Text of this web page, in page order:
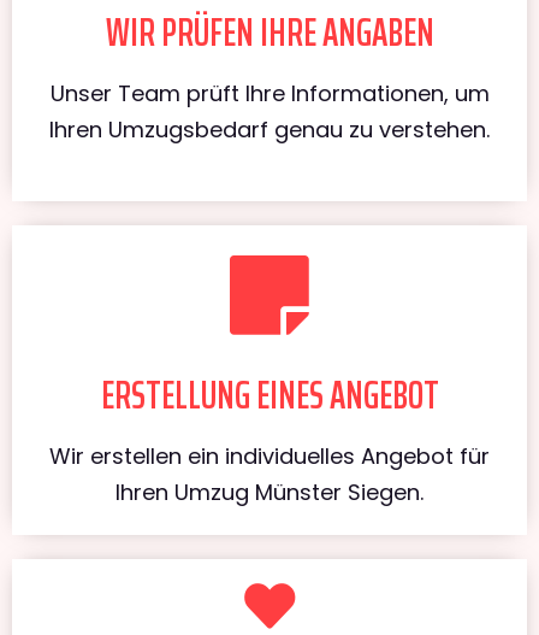
WIR PRÜFEN IHRE ANGABEN
Unser Team prüft Ihre Informationen, um
Ihren Umzugsbedarf genau zu verstehen.
ERSTELLUNG EINES ANGEBOT
Wir erstellen ein individuelles Angebot für
Ihren Umzug Münster Siegen.